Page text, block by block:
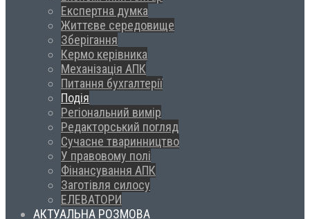
Експертна думка
Життєве середовище
Зберігання
Кермо керівника
Механізація АПК
Питання бухгалтерії
Подія
Регіональний вимір
Редакторський погляд
Сучасне тваринництво
У правовому полі
Фінансування АПК
Заготівля силосу
ЕЛЕВАТОРИ
АКТУАЛЬНА РОЗМОВА